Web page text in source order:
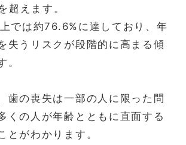
超えます。
では約76.6%に達しており、年
失うリスクが段階的に高まる傾
。
歯の喪失は一部の人に限った問
くの人が年齢とともに直面する
とがわかります。